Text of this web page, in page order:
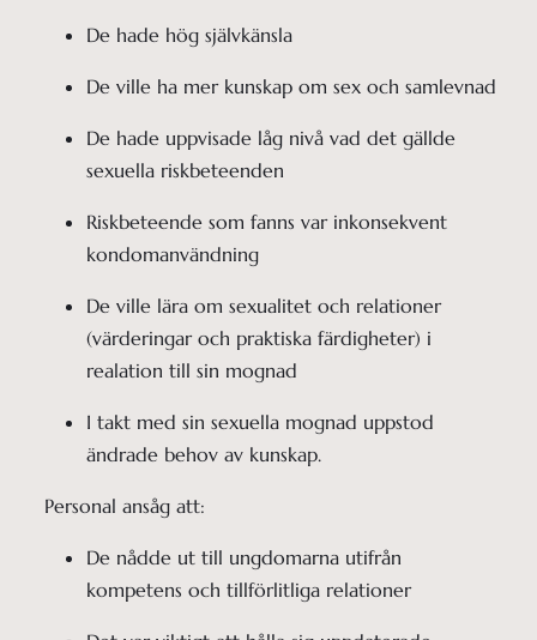
De hade hög självkänsla
De ville ha mer kunskap om sex och samlevnad
De hade uppvisade låg nivå vad det gällde
sexuella riskbeteenden
Riskbeteende som fanns var inkonsekvent
kondomanvändning
De ville lära om sexualitet och relationer
(värderingar och praktiska färdigheter) i
realation till sin mognad
I takt med sin sexuella mognad uppstod
ändrade behov av kunskap.
Personal ansåg att:
De nådde ut till ungdomarna utifrån
kompetens och tillförlitliga relationer